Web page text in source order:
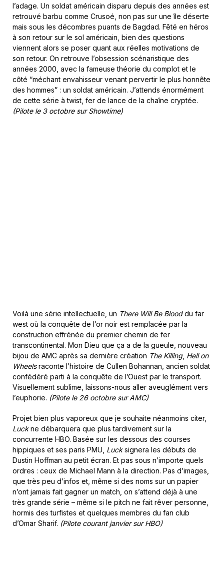
l’adage. Un soldat américain disparu depuis des années est
retrouvé barbu comme Crusoé, non pas sur une île déserte
mais sous les décombres puants de Bagdad. Fêté en héros
à son retour sur le sol américain, bien des questions
viennent alors se poser quant aux réelles motivations de
son retour. On retrouve l’obsession scénaristique des
années 2000, avec la fameuse théorie du complot et le
côté “méchant envahisseur venant pervertir le plus honnête
des hommes” : un soldat américain. J’attends énormément
de cette série à twist, fer de lance de la chaîne cryptée.
(Pilote le 3 octobre sur Showtime)
Voilà une série intellectuelle, un There Will Be Blooddu far
west où la conquête de l’or noir est remplacée par la
construction effrénée du premier chemin de fer
transcontinental. Mon Dieu que ça a de la gueule, nouveau
bijou de AMC après sa dernière création The Killing, Hell on
Wheelsraconte l’histoire de Cullen Bohannan, ancien soldat
confédéré parti à la conquête de l’Ouest par le transport.
Visuellement sublime, laissons-nous aller aveuglément vers
l’euphorie. (Pilote le 26 octobre sur AMC)
Projet bien plus vaporeux que je souhaite néanmoins citer,
Luckne débarquera que plus tardivement sur la
concurrente HBO. Basée sur les dessous des courses
hippiques et ses paris PMU, Lucksignera les débuts de
Dustin Hoffman au petit écran. Et pas sous n’importe quels
ordres : ceux de Michael Mann à la direction. Pas d’images,
que très peu d’infos et, même si des noms sur un papier
n’ont jamais fait gagner un match, on s’attend déjà à une
très grande série – même si le pitch ne fait rêver personne,
hormis des turfistes et quelques membres du fan club
d’Omar Sharif. (Pilote courant janvier sur HBO)